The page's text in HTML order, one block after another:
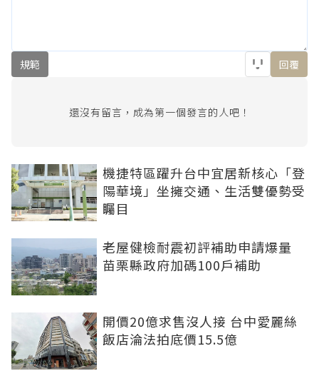
規範 回覆
還沒有留言，成為第一個發言的人吧！
機捷特區躍升台中宜居新核心「登
陽華境」坐擁交通、生活雙優勢受
矚目
老屋健檢耐震初評補助申請爆量
苗栗縣政府加碼100戶補助
開價20億求售沒人接 台中愛麗絲
飯店淪法拍底價15.5億